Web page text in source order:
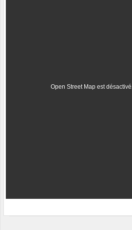
Open Street Map est désactivé.